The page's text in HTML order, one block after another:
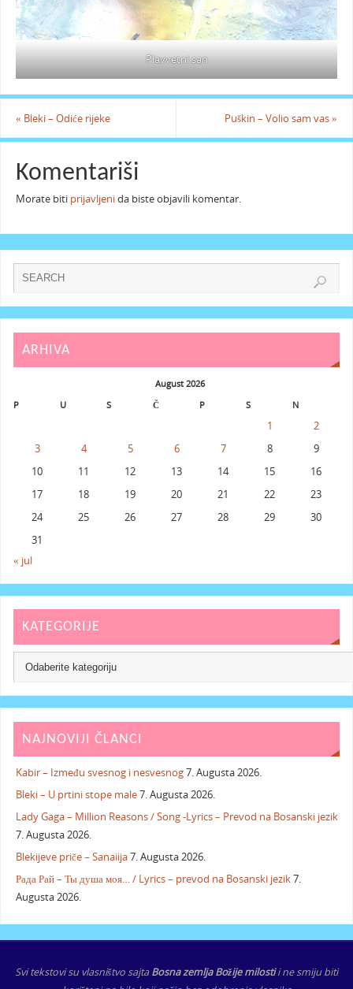
Plavvetni san
« Bleki – Odiće rijeke Puškin – Volio sam vas»
Komentariši
Morate biti prijavljenida biste objavili komentar.
ARHIVA
August 2026
P
U S Č P S N
1
2
3
4 5 6 7 8
9
10
11 12 13 14 15
16
17
18 19 20 21 22
23
24
25 26 27 28 29
30
31
« jul
KATEGORIJE
NAJNOVIJI ČLANCI
Kabir – Između svesnog i nesvesnog7. Augusta 2026.
Bleki – U prtini stope male7. Augusta 2026.
Lady Gaga – Million Reasons / Song -Lyrics – Prevod na Bosanski jezik
7. Augusta 2026.
Blekijeve priče – Sanaiija7. Augusta 2026.
Рада Рай – Ты душа моя… / Lyrics – prevod na Bosanski jezik7.
Augusta 2026.
Svi tekstovi su vlasništvo sajtaBosna zemlja Božije milostii ne smiju biti